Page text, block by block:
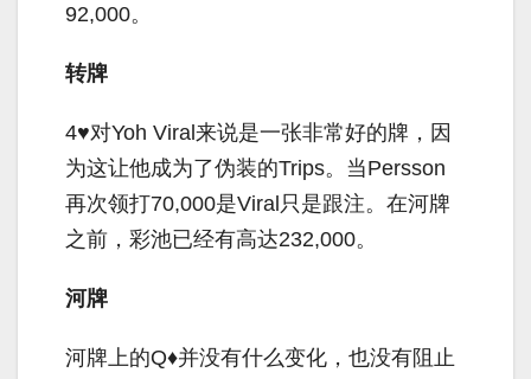
92,000。
转牌
4♥对Yoh Viral来说是一张非常好的牌，因
为这让他成为了伪装的Trips。当Persson
再次领打70,000是Viral只是跟注。在河牌
之前，彩池已经有高达232,000。
河牌
河牌上的Q♦并没有什么变化，也没有阻止